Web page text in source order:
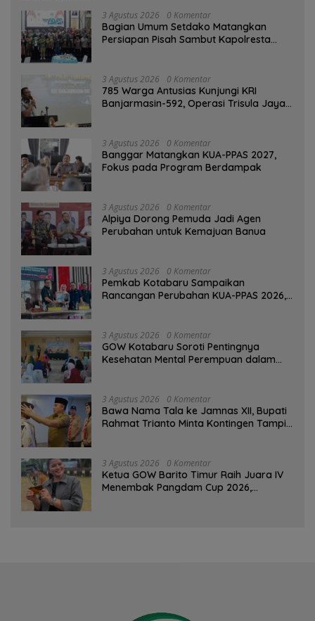
3 Agustus 2026 0 Komentar
Bagian Umum Setdako Matangkan
Persiapan Pisah Sambut Kapolresta
3 Agustus 2026 0 Komentar
785 Warga Antusias Kunjungi KRI
Banjarmasin-592, Operasi Trisula Jaya
3 Agustus 2026 0 Komentar
‎Banggar Matangkan KUA-PPAS 2027,
Fokus pada Program Berdampak
3 Agustus 2026 0 Komentar
‎Alpiya Dorong Pemuda Jadi Agen
Perubahan untuk Kemajuan Banua ‎
3 Agustus 2026 0 Komentar
Pemkab Kotabaru Sampaikan
Rancangan Perubahan KUA-PPAS 2026,
3 Agustus 2026 0 Komentar
GOW Kotabaru Soroti Pentingnya
Kesehatan Mental Perempuan dalam
3 Agustus 2026 0 Komentar
Bawa Nama Tala ke Jamnas XII, Bupati
Rahmat Trianto Minta Kontingen Tampil
3 Agustus 2026 0 Komentar
Ketua GOW Barito Timur Raih Juara IV
Menembak Pangdam Cup 2026,